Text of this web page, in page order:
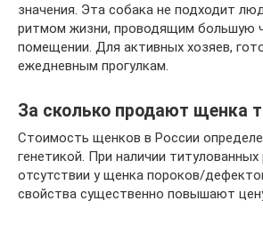
значения. Эта собака не подходит
ритмом жизни, проводящим большую
помещении. Для активных хозяев,
ежедневным прогулкам.
За сколько продают щенка
Стоимость щенков в России
генетикой. При наличии титулованных
отсутствии у щенка пороков/
свойства существенно повышают